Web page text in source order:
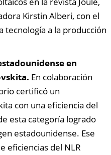
Kirstin Alberi, con el
tecnología a la producción
en
En colaboración
certificó un
con una eficiencia del
esta categoría logrado
estadounidense. Ese
eficiencias del NLR